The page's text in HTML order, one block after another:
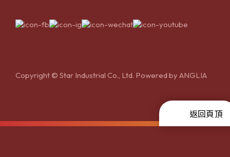
Copyright © Star Industrial Co., Ltd. Powered byANGLIA
返回頁頂